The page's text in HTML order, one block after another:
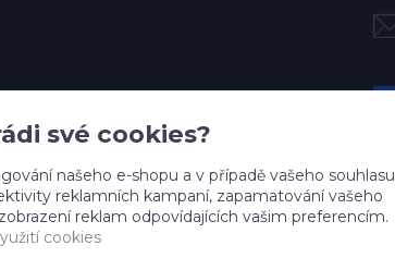
své cookies?
našeho e-shopu a v případě vašeho souhlasu
reklamních kampaní, zapamatování vašeho
reklam odpovídajících vašim preferencím.
cookies